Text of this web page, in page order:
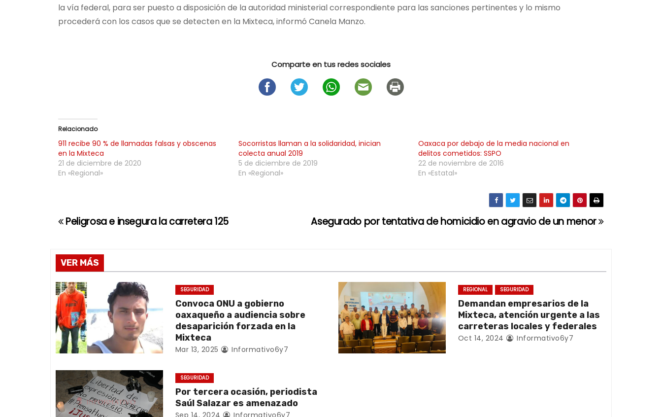
la vía federal, para ser puesto a disposición de la autoridad ministerial correspondiente para las sanciones pertinentes y lo mismo
procederá con los casos que se detecten en la Mixteca, informó Canela Manzo.
Comparte en tus redes sociales
Relacionado
911 recibe 90 % de llamadas falsas y obscenas
en la Mixteca
21 de diciembre de 2020
En «Regional»
Socorristas llaman a la solidaridad, inician
colecta anual 2019
5 de diciembre de 2019
En «Regional»
Oaxaca por debajo de la media nacional en
delitos cometidos: SSPO
22 de noviembre de 2016
En «Estatal»
N
v
e
g
a
c
i
ó
n
Asegurado por tentativa de homicidio en agravio de un menor
Peligrosa e insegura la carretera 125
VER MÁS
SEGURIDAD
Convoca ONU a gobierno
oaxaqueño a audiencia sobre
desaparición forzada en la
Mixteca
Mar 13, 2025 Informativo6y7
REGIONAL SEGURIDAD
Demandan empresarios de la
Mixteca, atención urgente a las
carreteras locales y federales
Oct 14, 2024 Informativo6y7
SEGURIDAD
Por tercera ocasión, periodista
Saúl Salazar es amenazado
Sep 14, 2024 Informativo6y7